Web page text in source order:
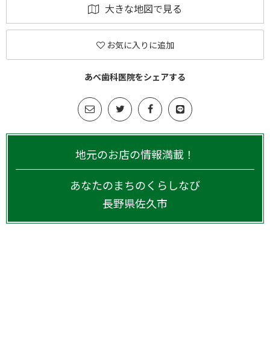
大きな地図で見る
お気に入りに追加
あべ歯科医院をシェアする
地元のお店の情報満載！
あなたのまちのくらしなび
長野県佐久市